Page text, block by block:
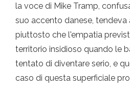
la voce di Mike Tramp,
suo accento danese, tendeva
piuttosto che l'empatia
territorio insidioso quando le
tentato di diventare serio, e
caso di questa superficiale